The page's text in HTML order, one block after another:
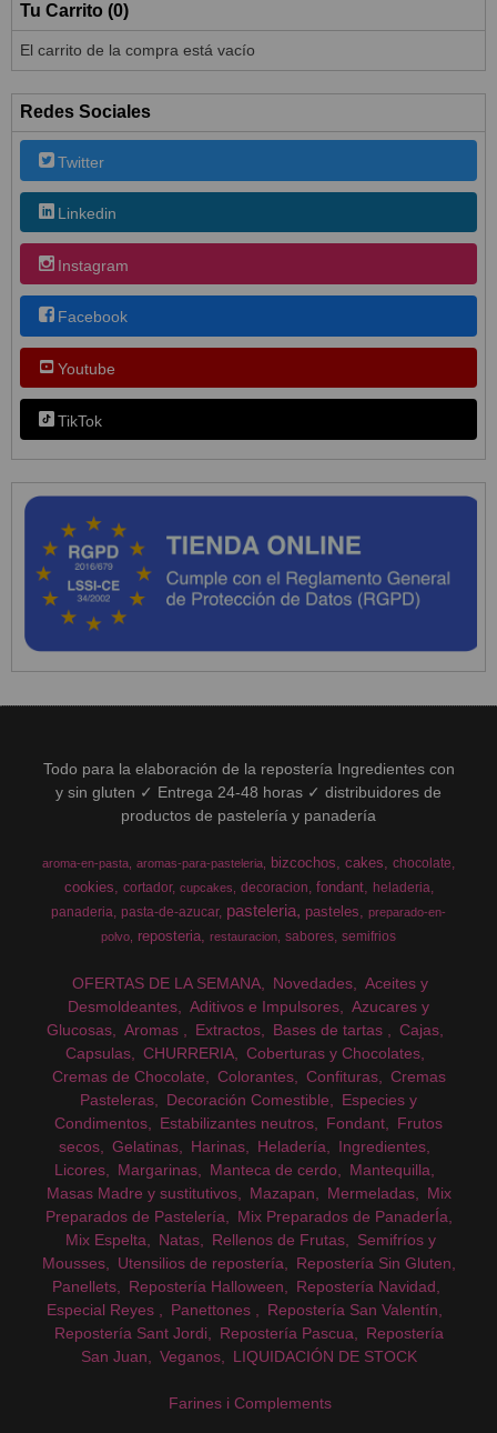
Tu Carrito (0)
El carrito de la compra está vacío
Redes Sociales
Twitter
Linkedin
Instagram
Facebook
Youtube
TikTok
Todo para la elaboración de la repostería Ingredientes con
y sin gluten ✓ Entrega 24-48 horas ✓ distribuidores de
productos de pastelería y panadería
aroma-en-pasta aromas-para-pasteleria bizcochos cakes chocolate
cookies cortador cupcakes decoracion fondant
heladeria
panaderia pasta-de-azucar pasteleria pasteles
preparado-en-
polvo
reposteria restauracion sabores semifrios
OFERTAS DE LA SEMANA Novedades
Aceites y
Desmoldeantes
Aditivos e Impulsores
Azucares y
Glucosas
Aromas Extractos Bases de tartas
Cajas
Capsulas
CHURRERIA
Coberturas y Chocolates
Cremas de Chocolate
Colorantes Confituras
Cremas
Pasteleras
Decoración Comestible
Especies y
Condimentos
Estabilizantes neutros Fondant
Frutos
secos
Gelatinas Harinas Heladería
Ingredientes
Licores
Margarinas Manteca de cerdo
Mantequilla
Masas Madre y sustitutivos
Mazapan Mermeladas
Mix
Preparados de Pastelería
Mix Preparados de PanaderÍa
Mix Espelta
Natas Rellenos de Frutas
Semifríos y
Mousses
Utensilios de repostería
Repostería Sin Gluten
Panellets
Repostería Halloween
Repostería Navidad
Especial Reyes
Panettones
Repostería San Valentín
Repostería Sant Jordi
Repostería Pascua
Repostería
San Juan
Veganos LIQUIDACIÓN DE STOCK
Farines i Complements